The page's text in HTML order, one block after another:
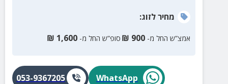
מחירלזוג:
אמצ”ש החל מ- 900
₪ סופ”ש החל מ- 1,600
₪
WhatsApp
053-9367205